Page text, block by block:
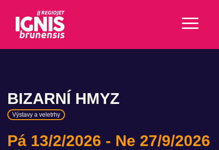
BIZARNÍ HMYZ
Výstavy a veletrhy
Pá 13/2/2026 Ne 27/9/2026